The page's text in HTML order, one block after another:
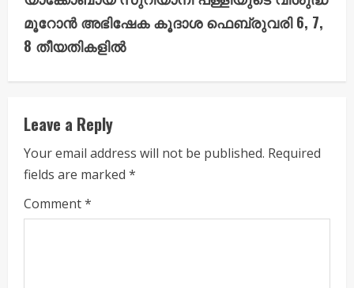
u
e
R
e
a
d
i
മൂറോൻ അഭിഷേക കൂദാശ ഫെബ്രുവരി 6, 7,
8 തീയതികളിൽ
Leave a Reply
Your email address will not be published. Required
fields are marked *
Comment*